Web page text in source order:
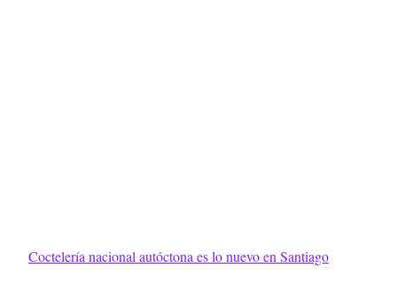
Coctelería nacional autóctona es lo nuevo en Santiago